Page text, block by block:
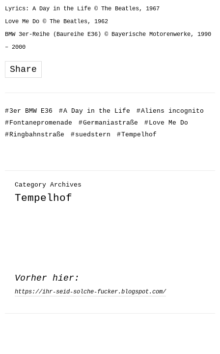
Lyrics: A Day in the Life © The Beatles, 1967
Love Me Do © The Beatles, 1962
BMW 3er-Reihe (Baureihe E36) © Bayerische Motorenwerke, 1990
– 2000
Share
#3er BMW E36 #A Day in the Life #Aliens incognito
#Fontanepromenade #Germaniastraße #Love Me Do
#Ringbahnstraße #suedstern #Tempelhof
Category Archives
Tempelhof
Vorher hier:
https://ihr-seid-solche-fucker.blogspot.com/